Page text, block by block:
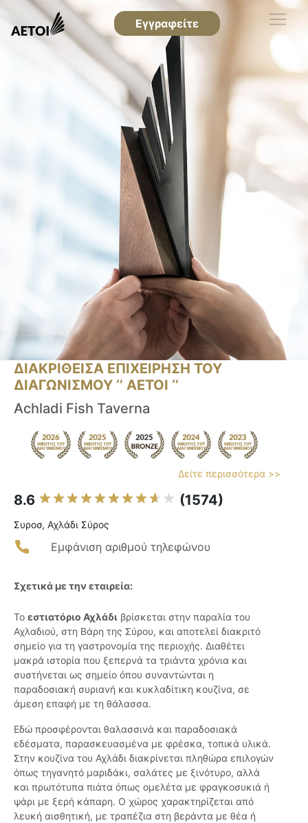
Εγγραφείτε
ΔΙΑΚΡΙΘΕΙΣΑ ΕΠΙΧΕΙΡΗΣΗ ΤΟΥ
ΔΙΑΓΩΝΙΣΜΟΥ ‘’ ΑΕΤΟΙ ‘’
Achladi Fish Taverna
Δείτε περισσότερα >>
8.6 (1574)
Συροσ, Αχλάδι Σύρος
Εμφάνιση αριθμού τηλεφώνου
Σχετικά με την εταιρεία:
Το εστιατόριο Αχλάδι βρίσκεται στην παραλία του
Αχλαδιού, στη Βάρη της Σύρου, και αποτελεί διακριτό
σημείο για τη γαστρονομία της περιοχής. Διαθέτει
μακρά ιστορία που ξεπερνά τα τριάντα χρόνια και
συστήνεται ως σημείο όπου συναντώνται η
παραδοσιακή συριανή και κυκλαδίτικη κουζίνα, σε
άμεση επαφή με τη θάλασσα.
Εδώ προσφέρονται θαλασσινά και παραδοσιακά
εδέσματα, παρασκευασμένα με φρέσκα, τοπικά υλικά.
Στην κουζίνα του Αχλάδι διακρίνεται πληθώρα επιλογών
όπως τηγανητό μαριδάκι, σαλάτες με ξινότυρο, αλλά
και πρωτότυπα πιάτα όπως ομελέτα με φραγκοσυκιά ή
ψάρι με ξερή κάπαρη. Ο χώρος χαρακτηρίζεται από
λευκή αισθητική, με τραπέζια στη βεράντα με θέα ή